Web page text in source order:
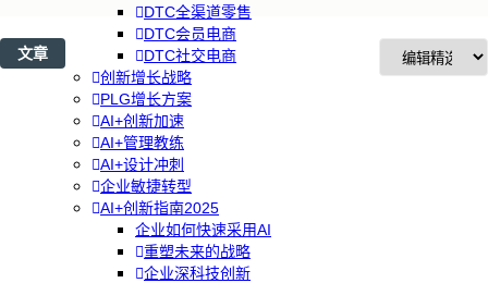
DTC全渠道零售
DTC会员电商
DTC社交电商
创新增长战略
PLG增长方案
AI+创新加速
AI+管理教练
AI+设计冲刺
企业敏捷转型
AI+创新指南2025
企业如何快速采用AI
重塑未来的战略
企业深科技创新
文章